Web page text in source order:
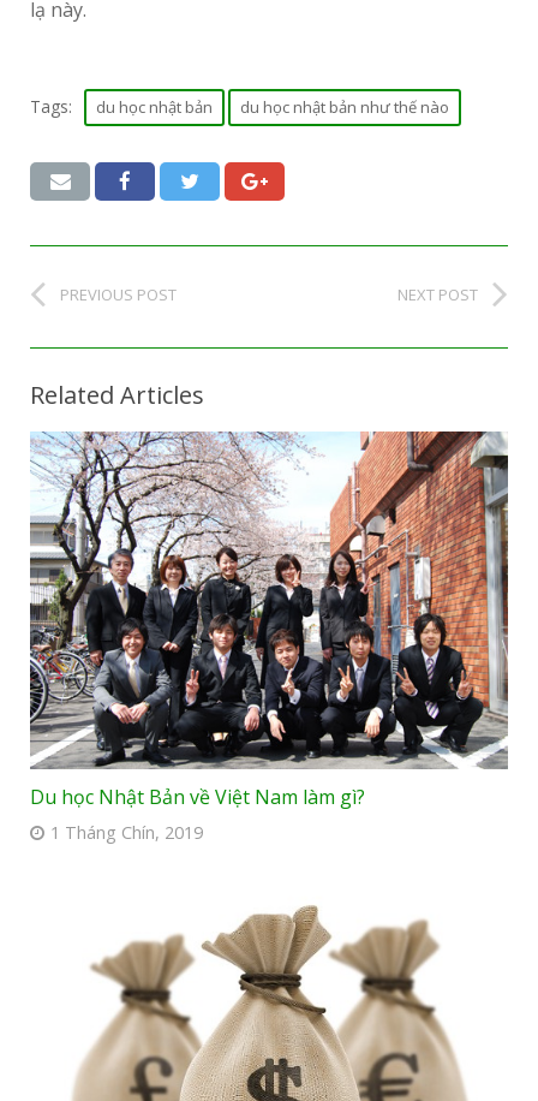
lạ này.
Tags: du học nhật bản du học nhật bản như thế nào
PREVIOUS POST NEXT POST
Related Articles
Du học Nhật Bản về Việt Nam làm gì?
1 Tháng Chín, 2019